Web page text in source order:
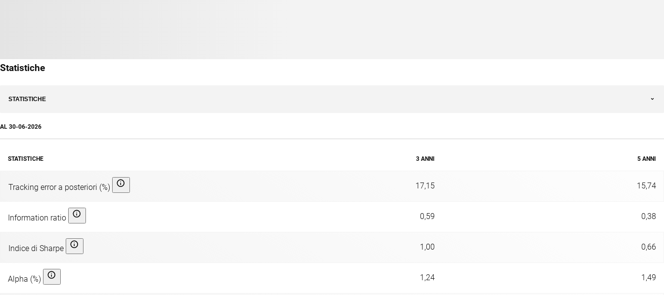
Statistiche
STATISTICHE
AL 30-06-2026
STATISTICHE 3 ANNI 5 ANNI
Tracking error a posteriori (%) 17,15 15,74
Information ratio 0,59 0,38
Indice di Sharpe 1,00 0,66
Alpha (%) 1,24 1,49